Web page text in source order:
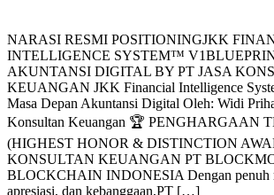
POSITIONING
JKK
FINANCIAL
INTELLIGENCE
SYSTEM
V1
BLUEPRINT
MASA
DEPAN
AKUNTANSI
NARASI RESMI POSITIONINGJKK
INTELLIGENCE SYSTEM™
AKUNTANSI DIGITAL BY PT JASA
KEUANGAN JKK Financial Intelligence
Masa Depan Akuntansi Digital Oleh: Widi
Konsultan Keuangan 🏆 PENGHARGAAN
(HIGHEST HONOR & DISTINCTION
KONSULTAN KEUANGAN PT
BLOCKCHAIN INDONESIA Dengan penuh
apresiasi, dan kebanggaan,PT […]